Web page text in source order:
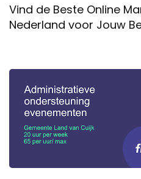
Vind de Beste Online
Nederland voor Jouw